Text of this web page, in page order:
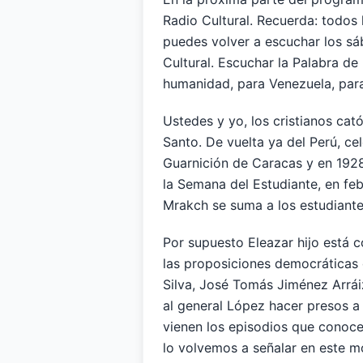
Radio Cultural. Recuerda:
puedes volver a escuchar los
Cultural. Escuchar la Palabra
humanidad, para Venezuela,
Ustedes y yo, los cristianos
Santo. De vuelta ya del Perú,
Guarnición de Caracas y en
la Semana del Estudiante, en
Mrakch se suma a los
Por supuesto Eleazar hijo está
las proposiciones
Silva, José Tomás Jiménez
al general López hacer presos
vienen los episodios que
lo volvemos a señalar en este